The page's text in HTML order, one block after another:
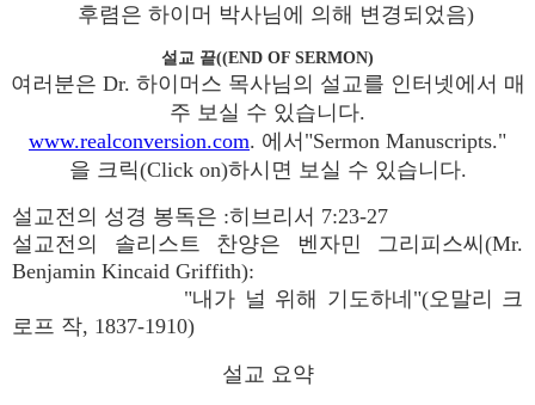
후렴은 하이머 박사님에 의해 변경되었음)
설교 끝((END OF SERMON)
여러분은 Dr. 하이머스 목사님의 설교를 인터넷에서 매
주 보실 수 있습니다.
www.realconversion.com. 에서"Sermon Manuscripts."
을 크릭(Click on)하시면 보실 수 있습니다.
설교전의 성경 봉독은 :히브리서 7:23-27
설교전의 솔리스트 찬양은 벤자민 그리피스씨(Mr.
Benjamin Kincaid Griffith):
"내가 널 위해 기도하네"(오말리 크
로프 작, 1837-1910)
설교 요약